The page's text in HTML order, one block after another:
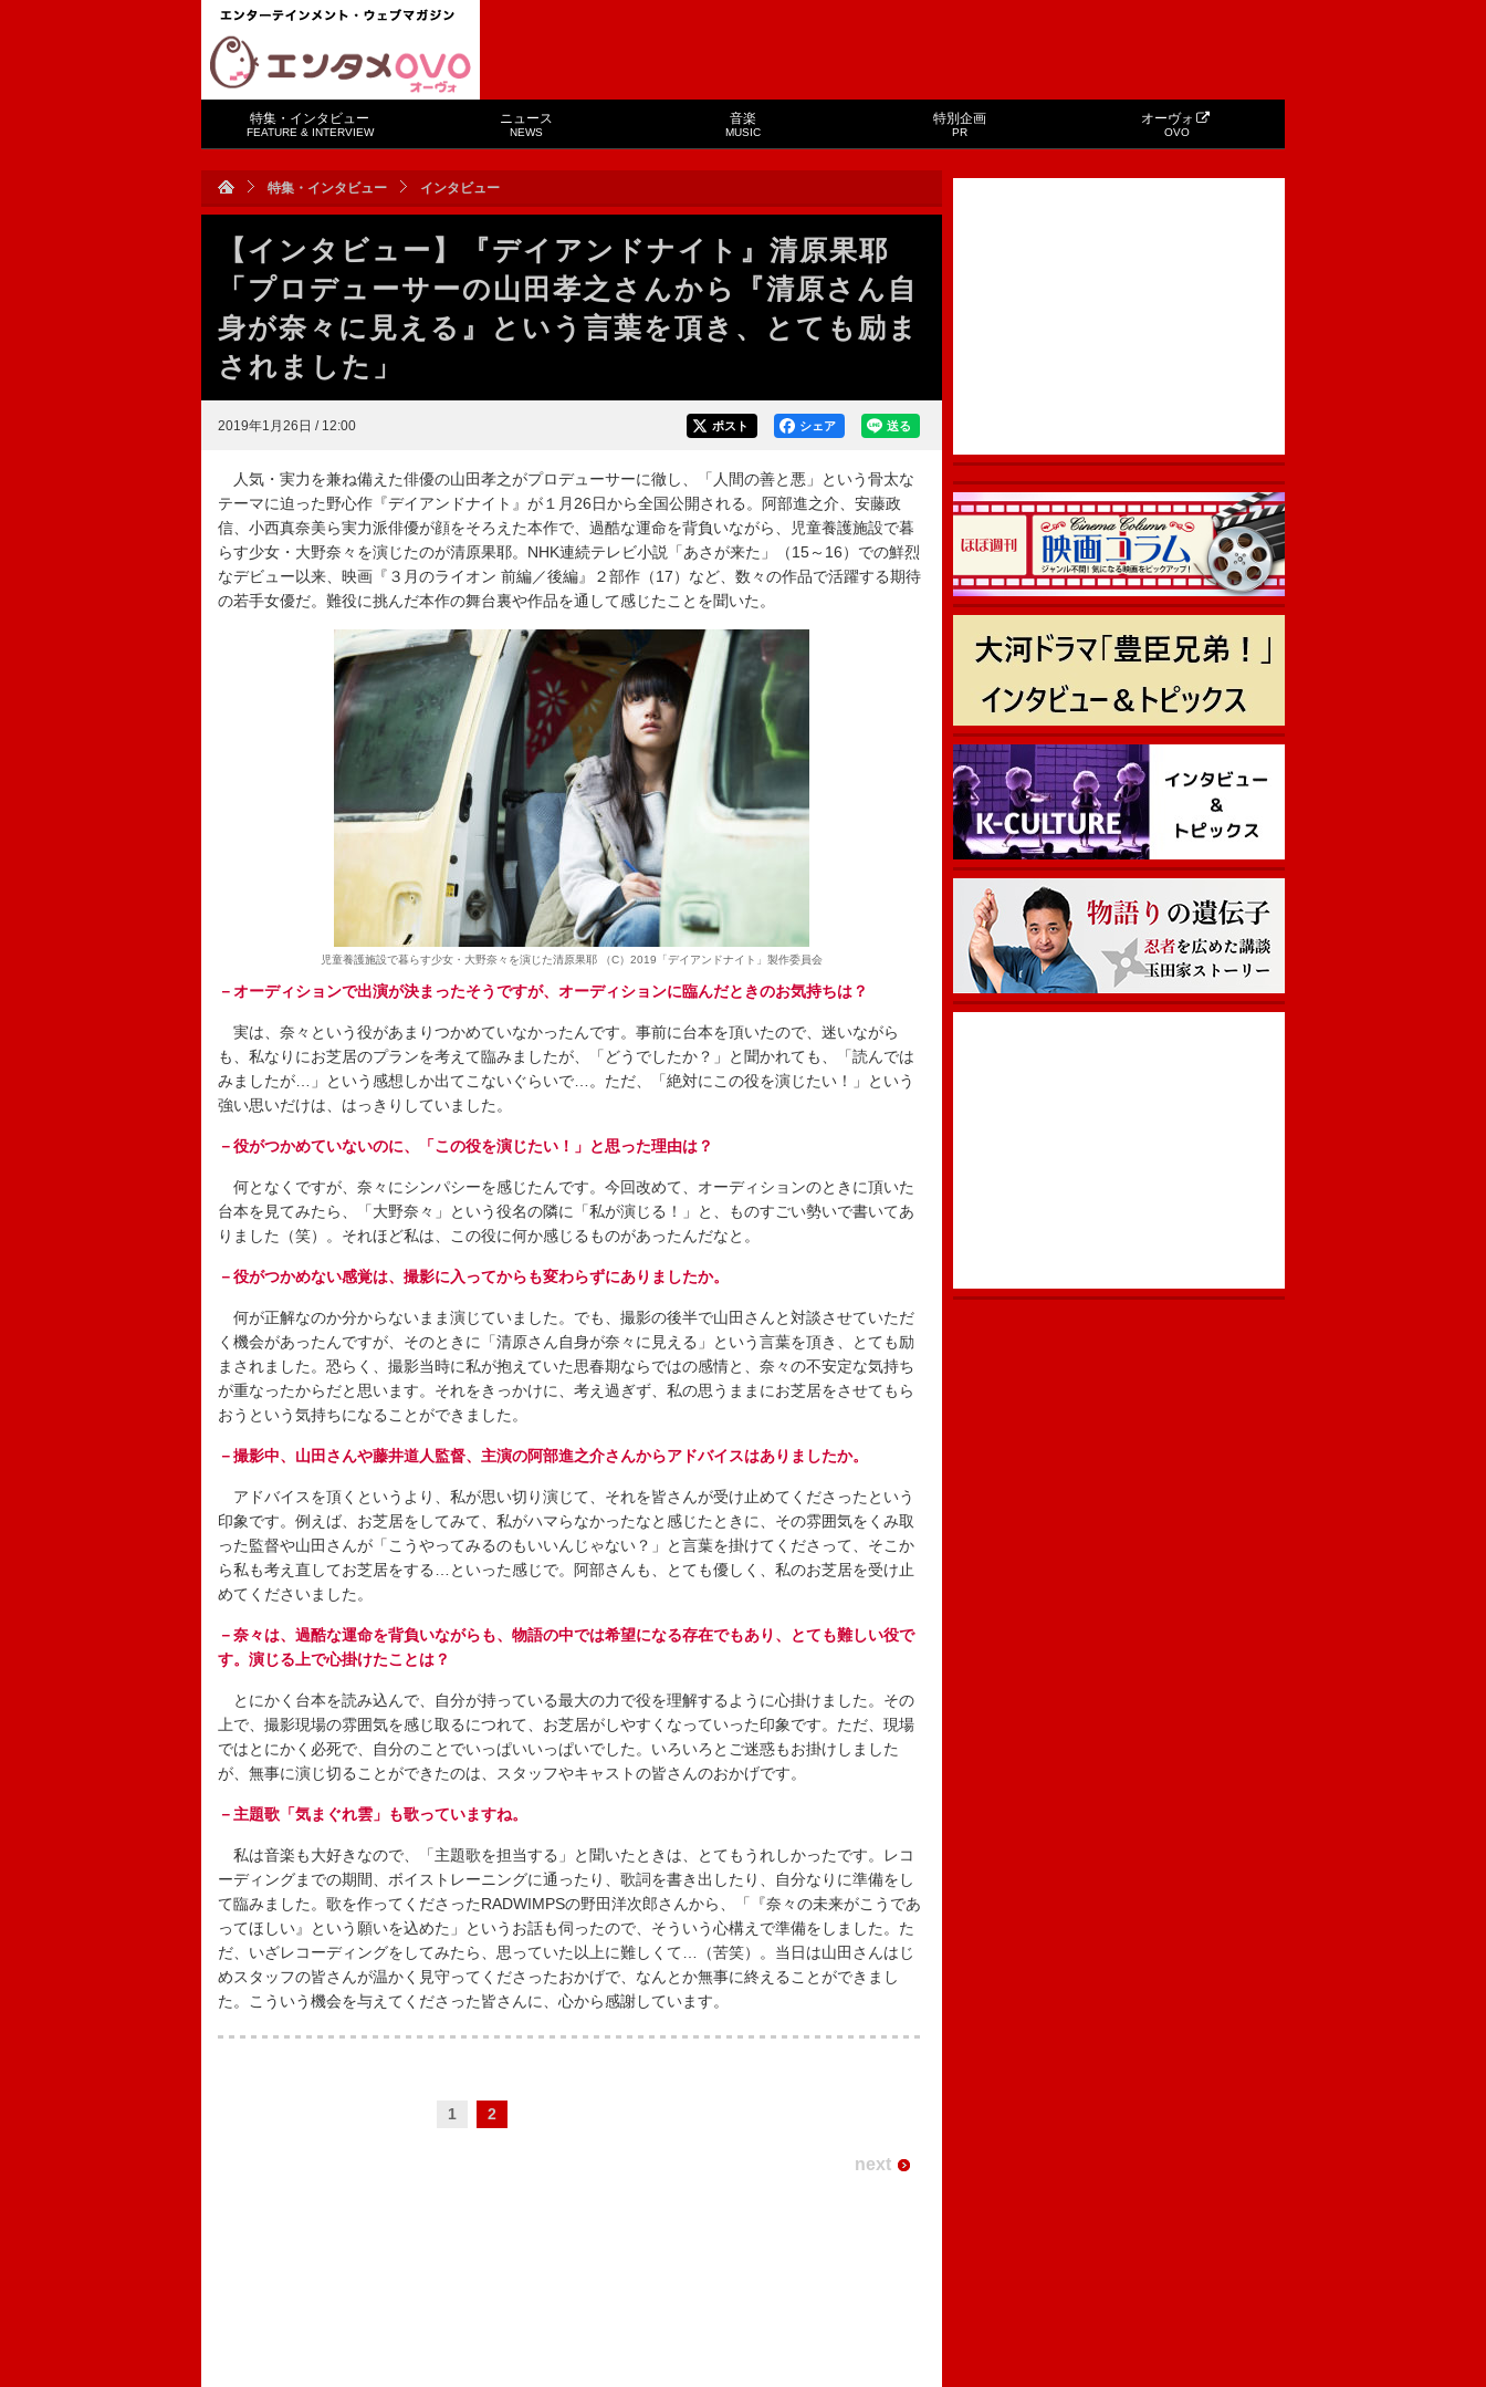
特集・インタビュー
FEATURE & INTERVIEW
ニュース
NEWS
音楽
MUSIC
特別企画
PR
オーヴォ
OVO
特集・インタビュー インタビュー
【インタビュー】『デイアンドナイト』清原果耶
「プロデューサーの山田孝之さんから『清原さん自
身が奈々に見える』という言葉を頂き、とても励ま
されました」
2019年1月26日 / 12:00 送る
シェア
ポスト
人気・実力を兼ね備えた俳優の山田孝之がプロデューサーに徹し、「人間の善と悪」という骨太な
テーマに迫った野心作『デイアンドナイト』が１月26日から全国公開される。阿部進之介、安藤政
信、小西真奈美ら実力派俳優が顔をそろえた本作で、過酷な運命を背負いながら、児童養護施設で暮
らす少女・大野奈々を演じたのが清原果耶。NHK連続テレビ小説「あさが来た」（15～16）での鮮烈
なデビュー以来、映画『３月のライオン 前編／後編』２部作（17）など、数々の作品で活躍する期待
の若手女優だ。難役に挑んだ本作の舞台裏や作品を通して感じたことを聞いた。
児童養護施設で暮らす少女・大野奈々を演じた清原果耶 （C）2019「デイアンドナイト」製作委員会
－オーディションで出演が決まったそうですが、オーディションに臨んだときのお気持ちは？
実は、奈々という役があまりつかめていなかったんです。事前に台本を頂いたので、迷いながら
も、私なりにお芝居のプランを考えて臨みましたが、「どうでしたか？」と聞かれても、「読んでは
みましたが…」という感想しか出てこないぐらいで…。ただ、「絶対にこの役を演じたい！」という
強い思いだけは、はっきりしていました。
－役がつかめていないのに、「この役を演じたい！」と思った理由は？
何となくですが、奈々にシンパシーを感じたんです。今回改めて、オーディションのときに頂いた
台本を見てみたら、「大野奈々」という役名の隣に「私が演じる！」と、ものすごい勢いで書いてあ
りました（笑）。それほど私は、この役に何か感じるものがあったんだなと。
－役がつかめない感覚は、撮影に入ってからも変わらずにありましたか。
何が正解なのか分からないまま演じていました。でも、撮影の後半で山田さんと対談させていただ
く機会があったんですが、そのときに「清原さん自身が奈々に見える」という言葉を頂き、とても励
まされました。恐らく、撮影当時に私が抱えていた思春期ならではの感情と、奈々の不安定な気持ち
が重なったからだと思います。それをきっかけに、考え過ぎず、私の思うままにお芝居をさせてもら
おうという気持ちになることができました。
－撮影中、山田さんや藤井道人監督、主演の阿部進之介さんからアドバイスはありましたか。
アドバイスを頂くというより、私が思い切り演じて、それを皆さんが受け止めてくださったという
印象です。例えば、お芝居をしてみて、私がハマらなかったなと感じたときに、その雰囲気をくみ取
った監督や山田さんが「こうやってみるのもいいんじゃない？」と言葉を掛けてくださって、そこか
ら私も考え直してお芝居をする…といった感じで。阿部さんも、とても優しく、私のお芝居を受け止
めてくださいました。
－奈々は、過酷な運命を背負いながらも、物語の中では希望になる存在でもあり、とても難しい役で
す。演じる上で心掛けたことは？
とにかく台本を読み込んで、自分が持っている最大の力で役を理解するように心掛けました。その
上で、撮影現場の雰囲気を感じ取るにつれて、お芝居がしやすくなっていった印象です。ただ、現場
ではとにかく必死で、自分のことでいっぱいいっぱいでした。いろいろとご迷惑もお掛けしました
が、無事に演じ切ることができたのは、スタッフやキャストの皆さんのおかげです。
－主題歌「気まぐれ雲」も歌っていますね。
私は音楽も大好きなので、「主題歌を担当する」と聞いたときは、とてもうれしかったです。レコ
ーディングまでの期間、ボイストレーニングに通ったり、歌詞を書き出したり、自分なりに準備をし
て臨みました。歌を作ってくださったRADWIMPSの野田洋次郎さんから、「『奈々の未来がこうであ
ってほしい』という願いを込めた」というお話も伺ったので、そういう心構えで準備をしました。た
だ、いざレコーディングをしてみたら、思っていた以上に難しくて…（苦笑）。当日は山田さんはじ
めスタッフの皆さんが温かく見守ってくださったおかげで、なんとか無事に終えることができまし
た。こういう機会を与えてくださった皆さんに、心から感謝しています。
1 2
next